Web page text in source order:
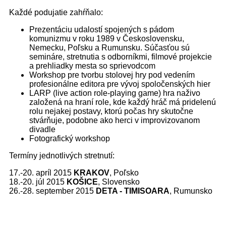
Každé podujatie zahŕňalo:
Prezentáciu udalostí spojených s pádom
komunizmu v roku 1989 v Československu,
Nemecku, Poľsku a Rumunsku. Súčasťou sú
semináre, stretnutia s odborníkmi, filmové projekcie
a prehliadky mesta so sprievodcom
Workshop pre tvorbu stolovej hry pod vedením
profesionálne editora pre vývoj spoločenských hier
LARP (live action role-playing game) hra naživo
založená na hraní role, kde každý hráč má pridelenú
rolu nejakej postavy, ktorú počas hry skutočne
stvárňuje, podobne ako herci v improvizovanom
divadle
Fotografický workshop
Termíny jednotlivých stretnutí:
17.-20. apríl 2015 KRAKOV, Poľsko
18.-20. júl 2015 KOŠICE, Slovensko
26.-28. september 2015 DETA - TIMISOARA, Rumunsko